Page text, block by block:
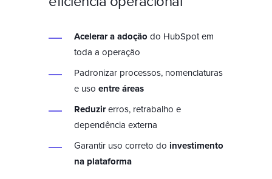
Acelerar a adoção do HubSpot em
toda a operação
Padronizar processos, nomenclaturas
e uso entre áreas
Reduzirerros, retrabalho e
dependência externa
Garantir uso correto do investimento
na plataforma